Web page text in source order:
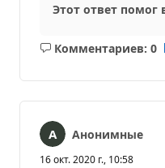
Этот ответ помог
Комментариев: 0
Без
Анонимные
16 окт. 2020 г., 10:58